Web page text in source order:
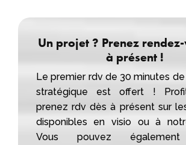
Un projet ? Prenez
à présent !
Le premier rdv de 30 minutes
stratégique est offert !
prenez rdv dès à présent sur
disponibles en visio ou à
Vous pouvez